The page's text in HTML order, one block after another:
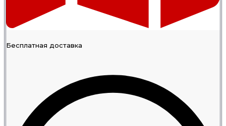
Бесплатная доставка